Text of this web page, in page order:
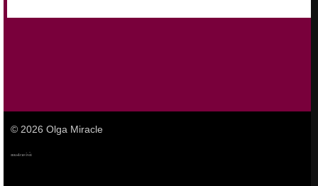
© 2026 Olga Miracle